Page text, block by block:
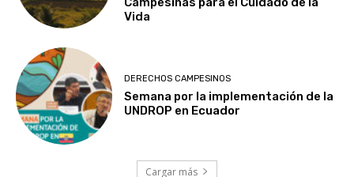
Vida
DERECHOS CAMPESINOS
Semana por la implementación de la
UNDROP en Ecuador
Cargar más